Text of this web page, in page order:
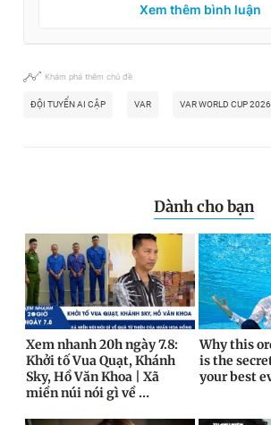
Xem thêm bình luận
Khám phá thêm chủ đề
ĐỘI TUYỂN AI CẬP VAR VAR WORLD CUP 2026